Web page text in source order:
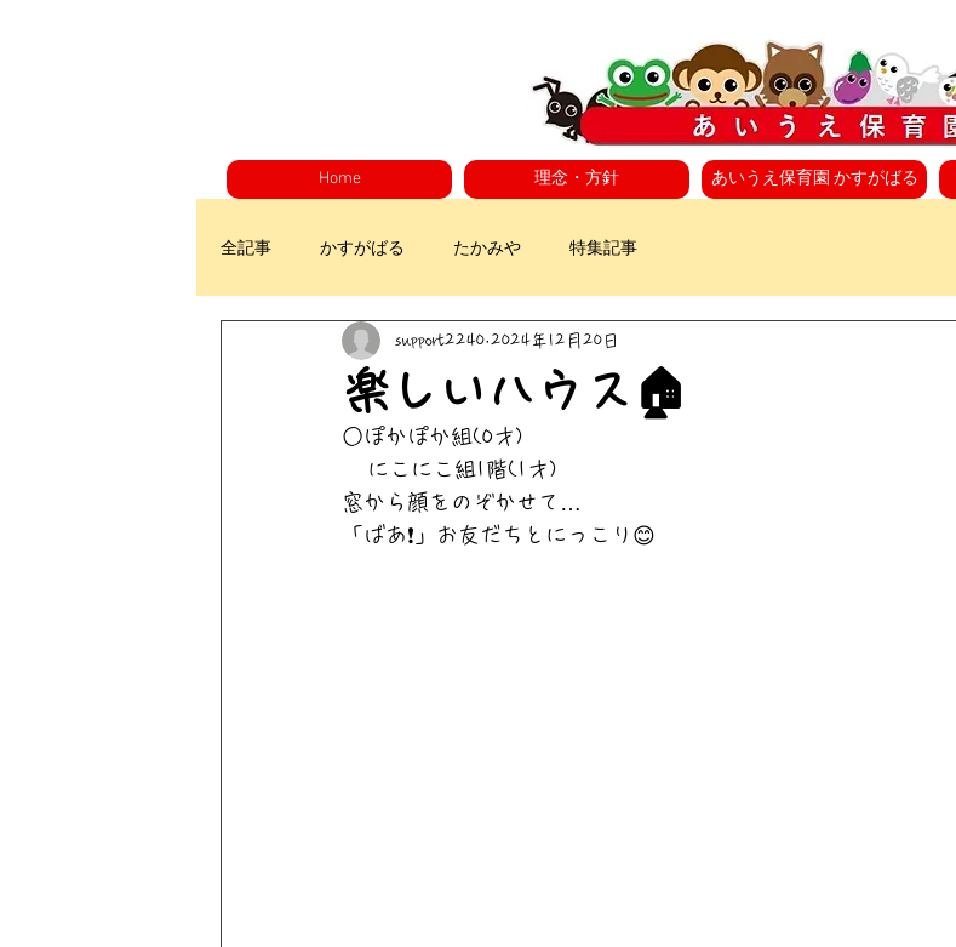
Home 理念・方針 あいうえ保育園 かすがばる
全記事 かすがばる たかみや 特集記事
楽しいハウス🏠️
support2240 2024年12月20日
○ぽかぽか組(0才)
   にこにこ組1階(1才)
窓から顔をのぞかせて…
「ばあ❗」お友だちとにっこり😊